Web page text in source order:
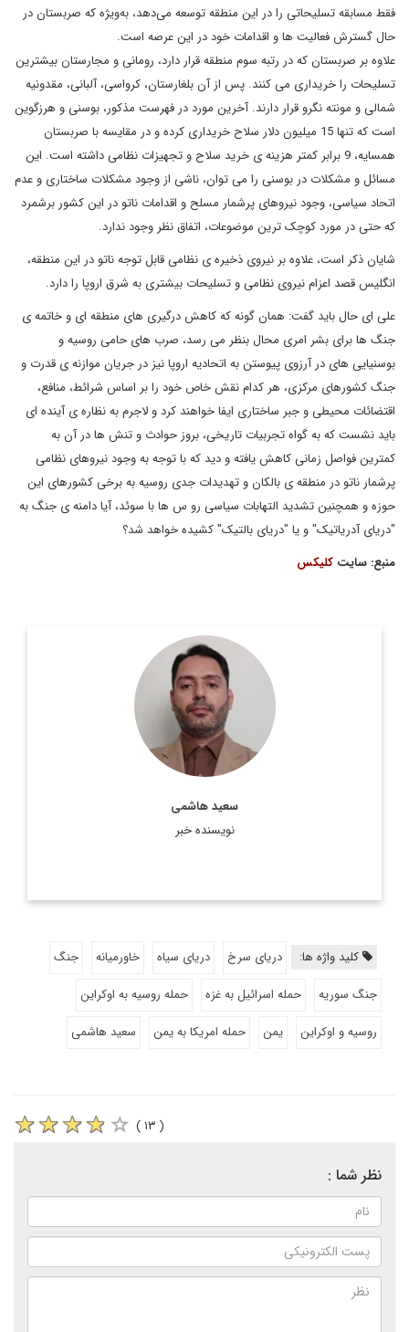
فقط مسابقه تسلیحاتی را در این منطقه توسعه می‌دهد، به‌ویژه که صربستان در
حال گسترش فعالیت ها و اقدامات خود در این عرصه است.
علاوه بر صربستان که در رتبه سوم منطقه قرار دارد، رومانی و مجارستان بیشترین
تسلیحات را خریداری می کنند. پس از آن بلغارستان، کرواسی، آلبانی، مقدونیه
شمالی و مونته نگرو قرار دارند. آخرین مورد در فهرست مذکور، بوسنی و هرزگوین
است که تنها 15 میلیون دلار سلاح خریداری کرده و در مقایسه با صربستان
همسایه، 9 برابر کمتر هزینه ی خرید سلاح و تجهیزات نظامی داشته است. این
مسائل و مشکلات در بوسنی را می توان، ناشی از وجود مشکلات ساختاری و عدم
اتحاد سیاسی، وجود نیروهای پرشمار مسلح و اقدامات ناتو در این کشور برشمرد
که حتی در مورد کوچک ترین موضوعات، اتفاق نظر وجود ندارد.
شایان ذکر است، علاوه بر نیروی ذخیره ی نظامی قابل توجه ناتو در این منطقه،
انگلیس قصد اعزام نیروی نظامی و تسلیحات بیشتری به شرق اروپا را دارد.
علی ای حال باید گفت: همان گونه که کاهش درگیری های منطقه ای و خاتمه ی
جنگ ها برای بشر امری محال بنظر می رسد، صرب های حامی روسیه و
بوسنیایی های در آرزوی پیوستن به اتحادیه اروپا نیز در جریان موازنه ی قدرت و
جنگ کشورهای مرکزی، هر کدام نقش خاص خود را بر اساس شرائط، منافع،
اقتضائات محیطی و جبر ساختاری ایفا خواهند کرد و لاجرم به نظاره ی آینده ای
باید نشست که به گواه تجربیات تاریخی، بروز حوادث و تنش ها در آن به
کمترین فواصل زمانی کاهش یافته و دید که با توجه به وجود نیروهای نظامی
پرشمار ناتو در منطقه ی بالکان و تهدیدات جدی روسیه به برخی کشورهای این
حوزه و همچنین تشدید التهابات سیاسی رو س ها با سوئد، آیا دامنه ی جنگ به
"دریای آدریاتیک" و یا "دریای بالتیک" کشیده خواهد شد؟
منبع: سایت کلیکس
سعید هاشمی
نویسنده خبر
کارشناس حوزه شرق اروپا و دکتری تخصصی جامعه شناسی
سیاسی
اطلاعات بیشتر
کلید واژه ها: دریای سرخ دریای سیاه خاورمیانه
جنگ
جنگ سوریه
حمله اسرائیل به غزه
حمله روسیه به اوکراین
روسیه و اوکراین
یمن حمله امریکا به یمن سعید هاشمی
( ۱۳ )
نظر شما :